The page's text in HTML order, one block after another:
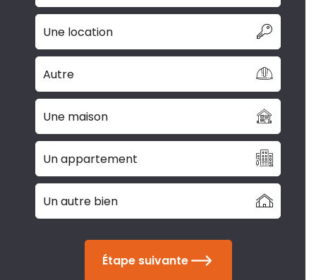
Une location
Autre
Une maison
Un appartement
Un autre bien
Étape suivante